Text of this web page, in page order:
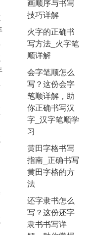
画顺序与书写
技巧详解
火字的正确书
写方法_火字笔
顺详解
会字笔顺怎么
写？这份会字
笔顺详解，助
你正确书写汉
字_汉字笔顺学
习
黄田字格书写
指南_正确书写
黄田字格的方
法
还字隶书怎么
写？这份还字
隶书书写详